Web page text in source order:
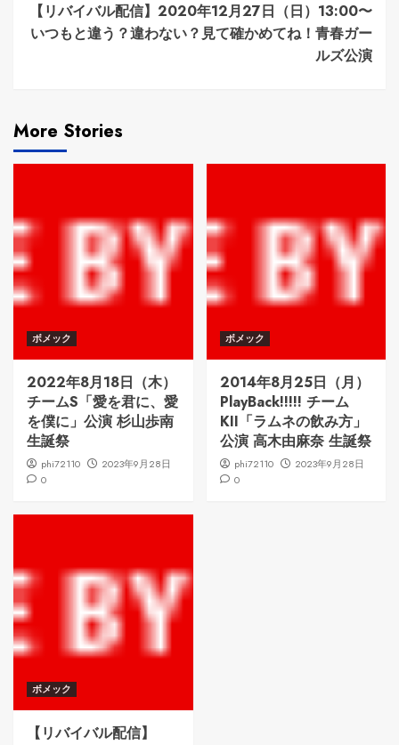
【リバイバル配信】2020年12月27日（日）13:00〜
いつもと違う？違わない？見て確かめてね！青春ガー
ルズ公演
More Stories
ボメック
2022年8月18日（木）
チームS「愛を君に、愛
を僕に」公演 杉山歩南
生誕祭
phi72110
2023年9月28日
0
ボメック
2014年8月25日（月）
PlayBack!!!!! チーム
KII「ラムネの飲み方」
公演 高木由麻奈 生誕祭
phi72110
2023年9月28日
0
ボメック
【リバイバル配信】